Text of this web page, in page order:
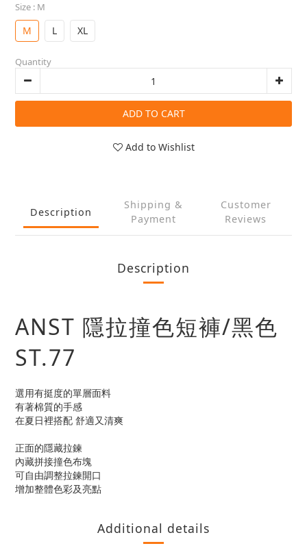
Size : M
M L XL
Quantity
ADD TO CART
Add to Wishlist
Description
Shipping &
Payment
Customer
Reviews
Description
ANST 隱拉撞色短褲/黑色
ST.77
選用有挺度的單層面料
有著棉質的手感
在夏日裡搭配 舒適又清爽
正面的隱藏拉鍊
內藏拼接撞色布塊
可自由調整拉鍊開口
增加整體色彩及亮點
Additional details